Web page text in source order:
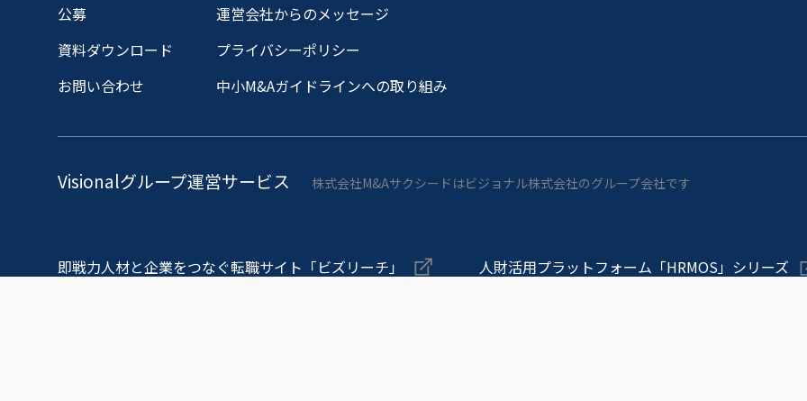
公募
資料ダウンロード
お問い合わせ
運営会社からのメッセージ
プライバシーポリシー
中小M&Aガイドラインへの取り組み
Visionalグループ運営サービス 株式会社M&Aサクシードはビジョナル株式会社のグループ会社です
即戦力人材と企業をつなぐ転職サイト「ビズリーチ」 人財活用プラットフォーム「HRMOS」シリーズ